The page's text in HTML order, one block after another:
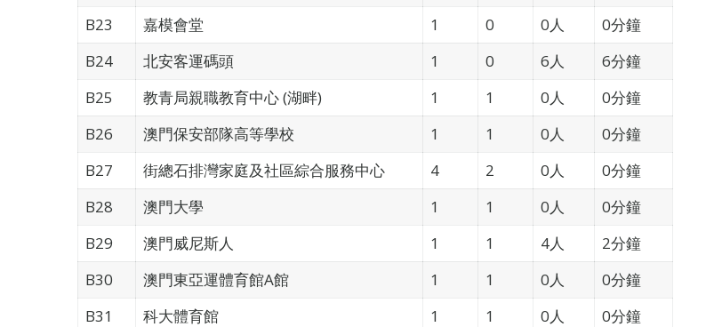
B23
嘉模會堂 1 0 0人
0分鐘
B24
北安客運碼頭 1 0 6人
6分鐘
B25
教青局親職教育中心 (湖畔) 1 1 0人
0分鐘
B26
澳門保安部隊高等學校 1 1 0人
0分鐘
B27
街總石排灣家庭及社區綜合服務中心 4 2 0人
0分鐘
B28
澳門大學 1 1 0人
0分鐘
B29
澳門威尼斯人 1 1 4人
2分鐘
B30
澳門東亞運體育館A館 1 1 0人
0分鐘
B31
科大體育館 1 1 0人
0分鐘